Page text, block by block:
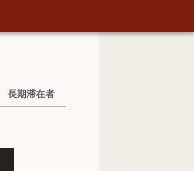
長期滞在者